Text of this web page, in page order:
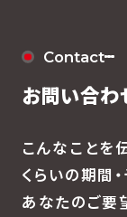
Contact
お問い合わ
こんなことを
くらいの期間
あなたのご要